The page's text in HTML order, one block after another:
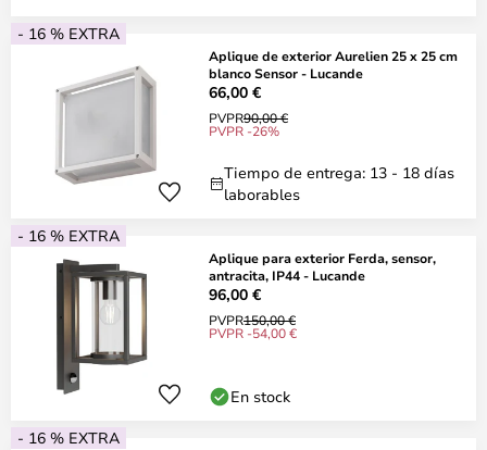
- 16 % EXTRA
Aplique de exterior Aurelien 25 x 25 cm
blanco Sensor - Lucande
66,00 €
PVPR90,00 €
PVPR -26%
Tiempo de entrega: 13 - 18 días
laborables
- 16 % EXTRA
Aplique para exterior Ferda, sensor,
antracita, IP44 - Lucande
96,00 €
PVPR150,00 €
PVPR -54,00 €
En stock
- 16 % EXTRA